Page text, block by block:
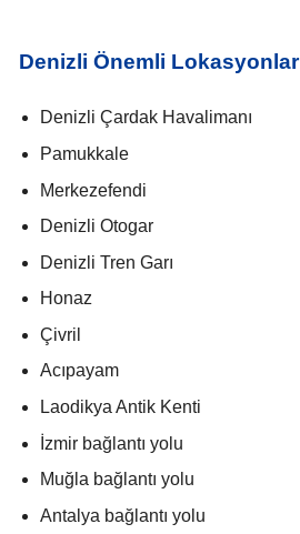
Denizli Önemli Lokasyonlar
Denizli Çardak Havalimanı
Pamukkale
Merkezefendi
Denizli Otogar
Denizli Tren Garı
Honaz
Çivril
Acıpayam
Laodikya Antik Kenti
İzmir bağlantı yolu
Muğla bağlantı yolu
Antalya bağlantı yolu